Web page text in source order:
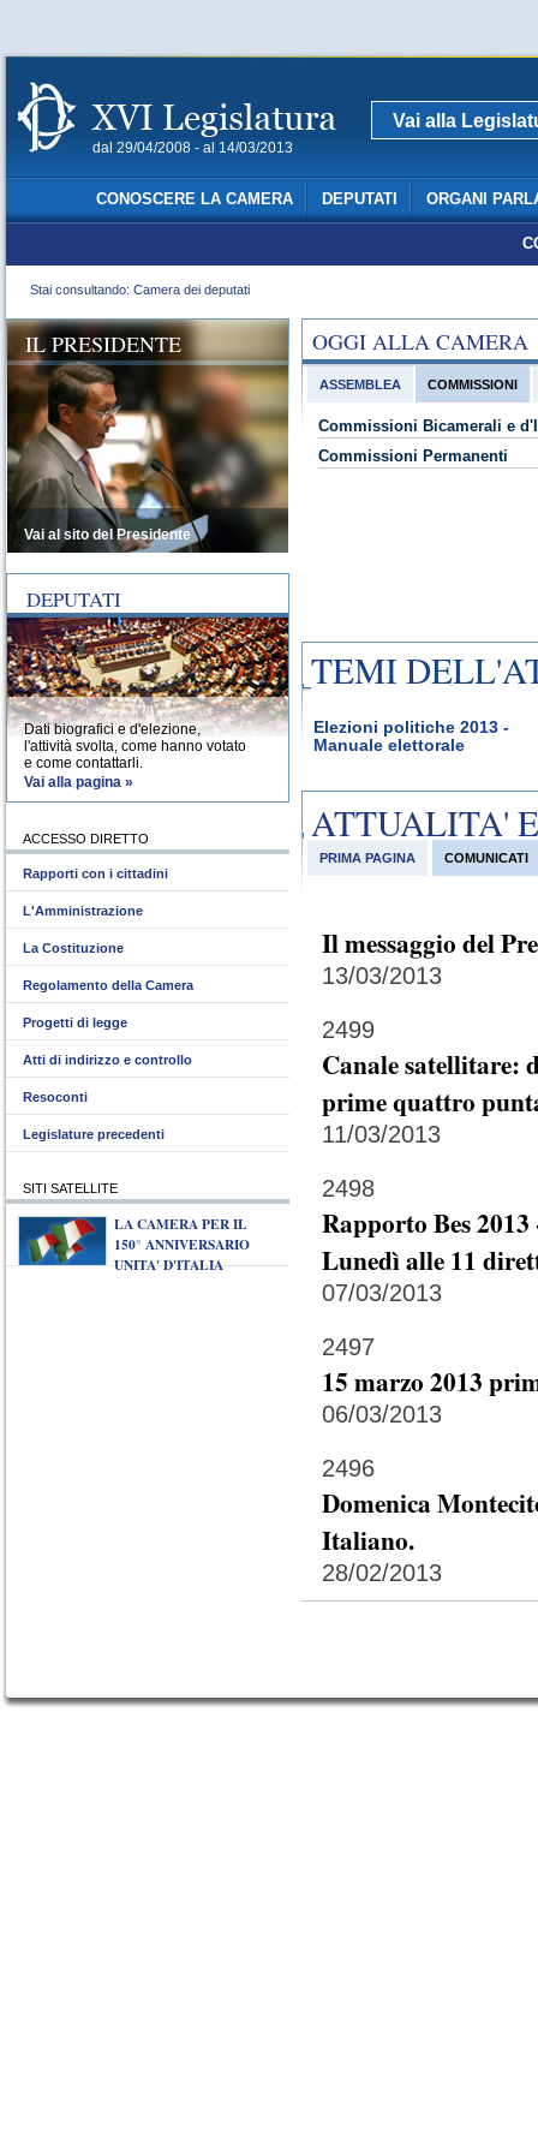
dal 29/04/2008 - al 14/03/2013
Vai alla
CONOSCERE LA CAMERA DEPUTATI ORGANI
Stai consultando: Camera dei deputati
OGGI ALLA CAMERA
ASSEMBLEA COMMISSIONI
Commissioni Bicamerali e
Commissioni Permanenti
TEMI
Elezioni politiche 2013 -
Manuale elettorale
ATTUALITA'
PRIMA PAGINA COMUNICATI
Il messaggio del
13/03/2013
2499
Canale satellitare:
prime quattro
11/03/2013
2498
Rapporto Bes 2013
Lunedì alle 11
07/03/2013
2497
15 marzo 2013
06/03/2013
2496
Domenica
Italiano.
28/02/2013
IL PRESIDENTE
Vai al sito del Presidente
DEPUTATI
Dati biografici e d'elezione,
l'attività svolta, come hanno votato
e come contattarli.
Vai alla pagina »
ACCESSO DIRETTO
Rapporti con i cittadini
L'Amministrazione
La Costituzione
Regolamento della Camera
Progetti di legge
Atti di indirizzo e controllo
Resoconti
Legislature precedenti
SITI SATELLITE
LA CAMERA PER IL
150° ANNIVERSARIO
UNITA' D'ITALIA